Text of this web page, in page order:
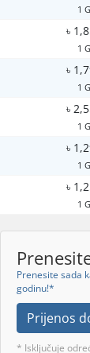
1
৳
1
৳
1
৳
1
৳
1
৳
1
Prenesite sada
godinu!*
Prijenos
* Isključuje